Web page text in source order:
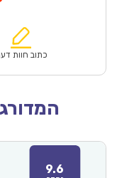
הוא:
כתוב חוות
9.6